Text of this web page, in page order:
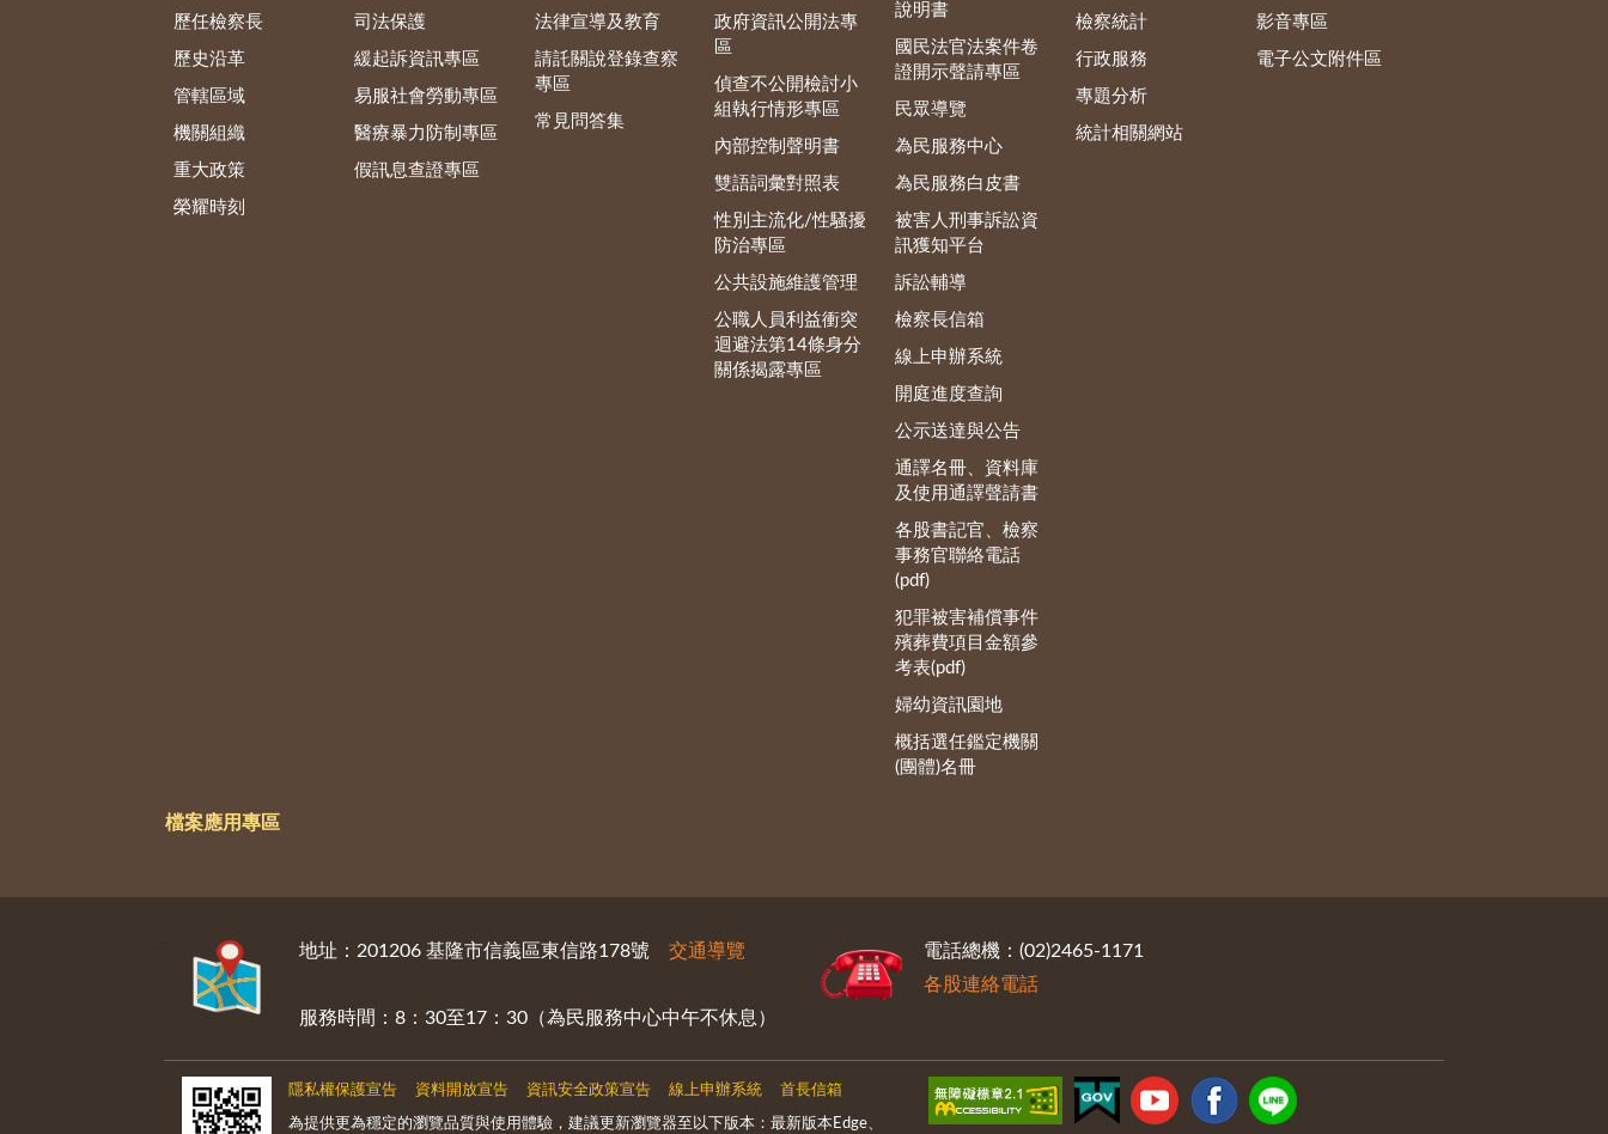
歷任檢察長
歷史沿革
管轄區域
機關組織
重大政策
榮耀時刻
司法保護
緩起訴資訊專區
易服社會勞動專區
醫療暴力防制專區
假訊息查證專區
法律宣導及教育
請託關說登錄查察
專區
常見問答集
政府資訊公開法專
區
偵查不公開檢討小
組執行情形專區
內部控制聲明書
雙語詞彙對照表
性別主流化/性騷擾
防治專區
公共設施維護管理
公職人員利益衝突
迴避法第14條身分
關係揭露專區
說明書
國民法官法案件卷
證開示聲請專區
民眾導覽
為民服務中心
為民服務白皮書
被害人刑事訴訟資
訊獲知平台
訴訟輔導
檢察長信箱
線上申辦系統
開庭進度查詢
公示送達與公告
通譯名冊、資料庫
及使用通譯聲請書
各股書記官、檢察
事務官聯絡電話
(pdf)
犯罪被害補償事件
殯葬費項目金額參
考表(pdf)
婦幼資訊園地
概括選任鑑定機關
(團體)名冊
檢察統計
行政服務
專題分析
統計相關網站
影音專區
電子公文附件區
檔案應用專區
地址：201206 基隆市信義區東信路178號 交通導覽
服務時間：8：30至17：30（為民服務中心中午不休息）
電話總機：(02)2465-1171
各股連絡電話
隱私權保護宣告 資料開放宣告 資訊安全政策宣告 線上申辦系統 首長信箱
為提供更為穩定的瀏覽品質與使用體驗，建議更新瀏覽器至以下版本：最新版本Edge、